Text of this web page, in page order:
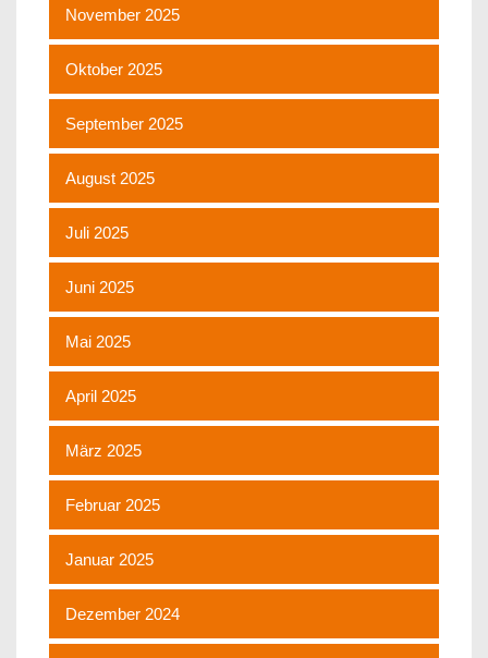
November 2025
Oktober 2025
September 2025
August 2025
Juli 2025
Juni 2025
Mai 2025
April 2025
März 2025
Februar 2025
Januar 2025
Dezember 2024